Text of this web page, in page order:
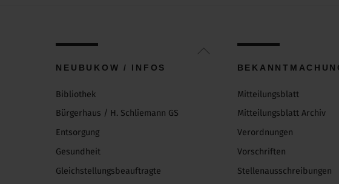
Back
NEUBUKOW / INFOS
Bibliothek
Bürgerhaus / H. Schliemann GS
Entsorgung
Gesundheit
Gleichstellungsbeauftragte
Mitteilungsblatt
Mitteilungsblatt Archiv
Verordnungen
Vorschriften
Stellenausschreibungen